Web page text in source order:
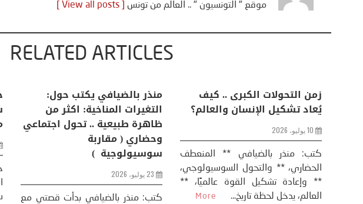
موقع " التونسيون " .. العالم من تونس [ View all posts ]
RELATED ARTICLES
زمن التحولات الكبرى .. كيف
يُعاد تشكيل الإنسان والعالم؟
10 يوليو، 2026
كتب: منذر بالضيافي ** المنعطف
الحضاري، ** والتحول السوسيولوجي،
** وإعادة تشكيل القوة عالميًا، **
العالم، يدخل لحظة تاريخ...
More
تحليل اخباري/ أمريكا وايران:
عودة الحرب .. و “هرمز” مربط
الفرس
8 يوليو، 2026
تحليل – منذر بالضيافي عاد الرئيس
الأمريكي دونالد ترامب إلى قصف
ايران، وذلك ردا على ما اعتبره الرئيس